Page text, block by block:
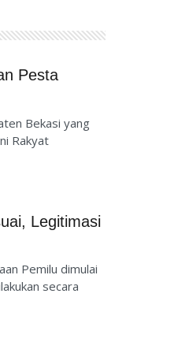
Pesta
Bekasi yang
Rakyat
Legitimasi
Pemilu dimulai
secara